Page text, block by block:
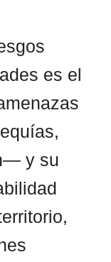
es el
y su